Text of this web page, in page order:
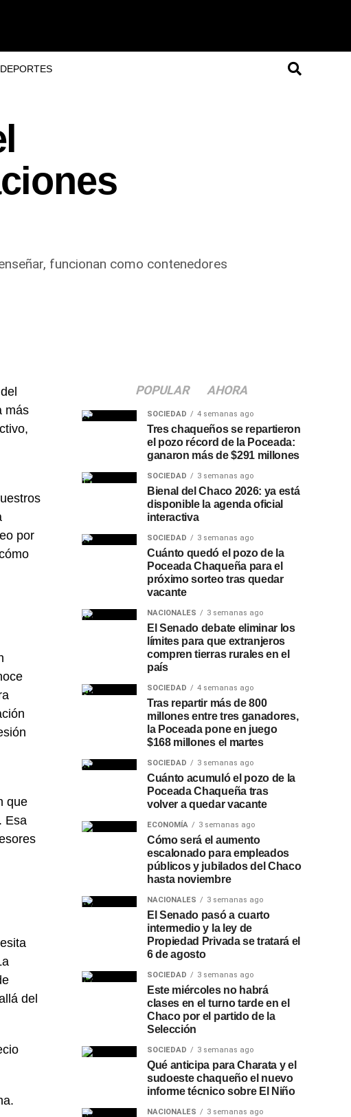
DEPORTES
funcionan como contenedores
más
por
que
Esa
del
POPULAR AHORA
SOCIEDAD 4 semanas ago
Tres chaqueños se repartieron
el pozo récord de la Poceada:
ganaron más de $291 millones
SOCIEDAD 3 semanas ago
Bienal del Chaco 2026: ya está
disponible la agenda oficial
interactiva
SOCIEDAD 3 semanas ago
Cuánto quedó el pozo de la
Poceada Chaqueña para el
próximo sorteo tras quedar
vacante
NACIONALES 3 semanas ago
El Senado debate eliminar los
límites para que extranjeros
compren tierras rurales en el
país
SOCIEDAD 4 semanas ago
Tras repartir más de 800
millones entre tres ganadores,
la Poceada pone en juego
$168 millones el martes
SOCIEDAD 3 semanas ago
Cuánto acumuló el pozo de la
Poceada Chaqueña tras
volver a quedar vacante
ECONOMÍA 3 semanas ago
Cómo será el aumento
escalonado para empleados
públicos y jubilados del Chaco
hasta noviembre
NACIONALES 3 semanas ago
El Senado pasó a cuarto
intermedio y la ley de
Propiedad Privada se tratará el
6 de agosto
SOCIEDAD 3 semanas ago
Este miércoles no habrá
clases en el turno tarde en el
Chaco por el partido de la
Selección
SOCIEDAD 3 semanas ago
Qué anticipa para Charata y el
sudoeste chaqueño el nuevo
informe técnico sobre El Niño
NACIONALES 3 semanas ago